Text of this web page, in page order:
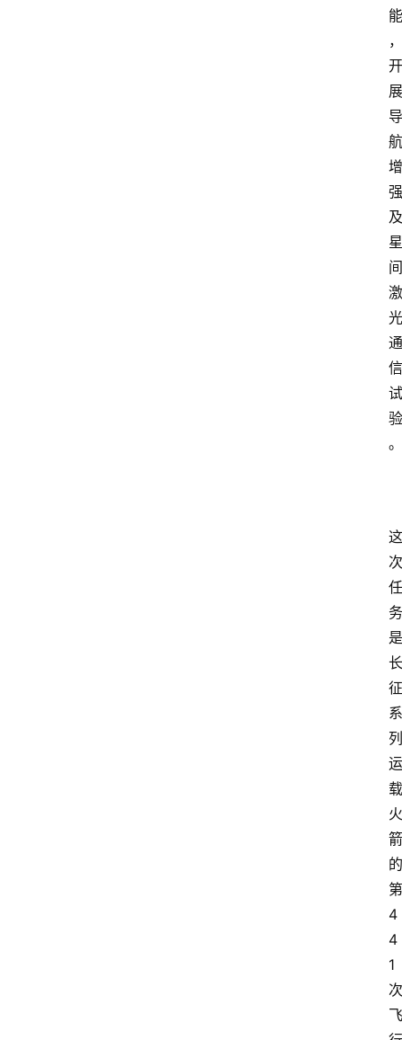
能
，
开
展
导
航
增
强
及
星
间
激
光
通
信
试
验
。
这
次
任
务
是
长
征
系
列
运
载
火
箭
的
第
4
4
1
次
飞